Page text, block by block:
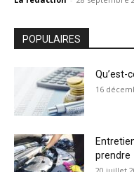
POPULAIRES
Qu’est-
16
prendre